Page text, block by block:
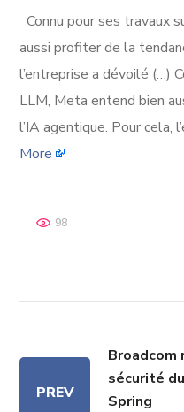
Connu pour ses travaux
aussi profiter de la
l’entreprise a dévoilé (…)
LLM, Meta entend bien
l’IA agentique. Pour cela,
More
98
PREV
Broadcom
sécurité
Spring